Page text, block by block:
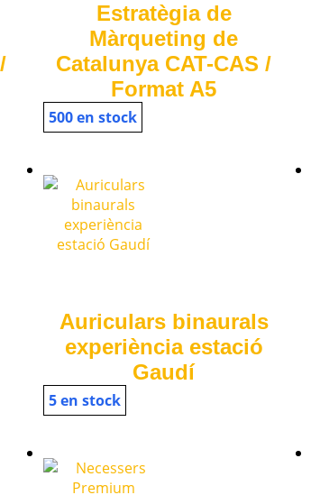
Estratègia de
Màrqueting de
Catalunya CAT-CAS /
Format A5
500 en stock
Auriculars binaurals
experiència estació
Gaudí
5 en stock